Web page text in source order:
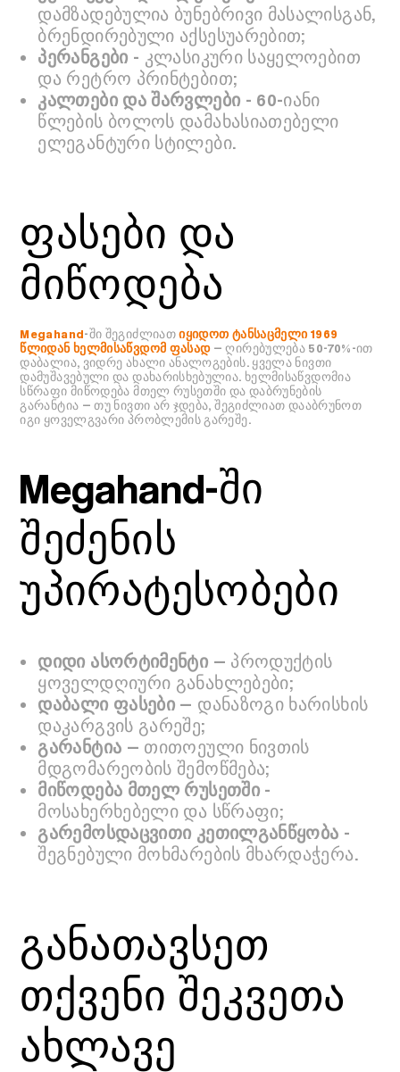
დამზადებულია ბუნებრივი მასალისგან,
ბრენდირებული აქსესუარებით;
პერანგები - კლასიკური საყელოებით
და რეტრო პრინტებით;
კალთები და შარვლები - 60-იანი
წლების ბოლოს დამახასიათებელი
ელეგანტური სტილები.
ფასები და
მიწოდება
Megahand-ში შეგიძლიათიყიდოთ ტანსაცმელი 1969
წლიდან ხელმისაწვდომ ფასად— ღირებულება 50-70%-ით
დაბალია, ვიდრე ახალი ანალოგების. ყველა ნივთი
დამუშავებული და დახარისხებულია. ხელმისაწვდომია
სწრაფი მიწოდება მთელ რუსეთში და დაბრუნების
გარანტია — თუ ნივთი არ ჯდება, შეგიძლიათ დააბრუნოთ
იგი ყოველგვარი პრობლემის გარეშე.
Megahand-ში
შეძენის
უპირატესობები
დიდი ასორტიმენტი — პროდუქტის
ყოველდღიური განახლებები;
დაბალი ფასები — დანაზოგი ხარისხის
დაკარგვის გარეშე;
გარანტია — თითოეული ნივთის
მდგომარეობის შემოწმება;
მიწოდება მთელ რუსეთში-
მოსახერხებელი და სწრაფი;
გარემოსდაცვითი კეთილგანწყობა -
შეგნებული მოხმარების მხარდაჭერა.
განათავსეთ
თქვენი შეკვეთა
ახლავე